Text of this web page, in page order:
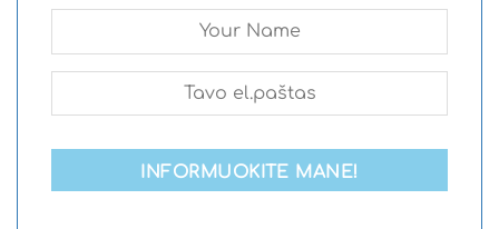
INFORMUOKITE MANE!